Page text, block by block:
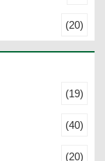
(20)
(19)
(40)
(20)